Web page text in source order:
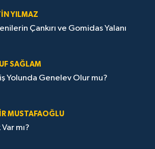
YILMAZ
Çankırı ve Gomidas Yalanı
SAĞLAM
Yolunda Genelev Olur mu?
MUSTAFAOĞLU
Var mı?